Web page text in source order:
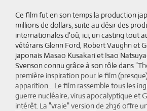
Ce film fut en son temps la production
millions de dollars, suite au désir des
internationales d'où, ici, un casting tout
vétérans Glenn Ford, Robert Vaughn et
japonais Masao Kusakari et Isao
Svenson connu grâce à son rôle dans
première inspiration pour le film
apparition... Le film rassemble tous les
guerre nucléaire, virus apocalyptique et
intérêt. La "vraie" version de 2h36 offre